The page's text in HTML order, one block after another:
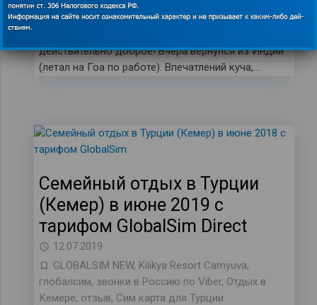
Гоа,тариф для Индии
действительно доброе! Вчера вернулся из Индии
(летал на Гоа по работе). Впечатлений куча,…
Семейный отдых в Турции
(Кемер) в июне 2019 с
тарифом GlobalSim Direct
12.07.2019
GLOBALSIM NEW, Kilikya Resort Camyuva,
глобалсим, звонки в Россию по Viber, Отдых в
Кемере, отзыв, Сим карта для Турции